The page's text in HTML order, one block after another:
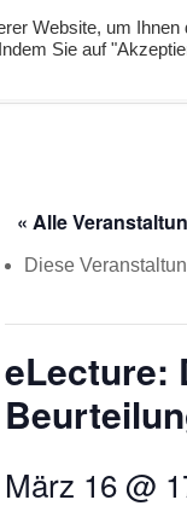
« Alle
Diese
eLecture:
März 16 @
Website, um
Sie auf